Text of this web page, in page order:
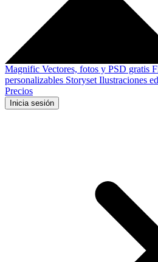
Magnific Vectores, fotos y PSD gratis
personalizables Storyset Ilustraciones
Precios
Inicia sesión